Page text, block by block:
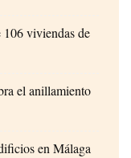
viviendas de
el anillamiento
en Málaga